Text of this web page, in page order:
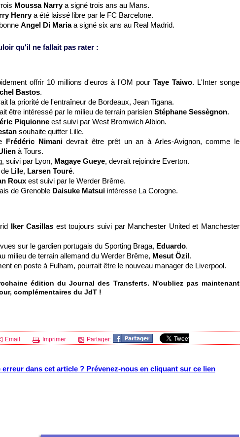
Moussa Narrya signé trois ans au Mans.
Henrya été laissé libre par le FC Barcelone.
Angel Di Mariaa signé six ans au Real Madrid.
qu'il ne fallait pas rater :
offrir 10 millions d'euros à l'OM pourTaye Taiwo. L'Inter songe
Bastos.
la priorité de l'entraîneur de Bordeaux, Jean Tigana.
être intéressé par le milieu de terrain parisien Stéphane Sessègnon.
Piquionne est suivi par West Bromwich Albion.
souhaite quitter Lille.
Frédéric Nimanidevrait être prêt un an à Arles-Avignon, comme le
à Tours.
, suivi par Lyon, Magaye Gueye, devrait rejoindre Everton.
Lille, Larsen Touré.
Roux est suivi par le Werder Brême.
de Grenoble Daisuke Matsui intéresse La Corogne.
Iker Casillas est toujours suivi par Manchester United et Manchester
sur le gardien portugais du Sporting Braga, Eduardo.
milieu de terrain allemand du Werder Brême, Mesut Özil.
en poste à Fulham, pourrait être le nouveau manager de Liverpool.
édition du Journal des Transferts. N'oubliez pas maintenant
complémentaires du JdT !
Email Imprimer Partager:
erreur dans cet article ? Prévenez-nous en cliquant sur ce lien